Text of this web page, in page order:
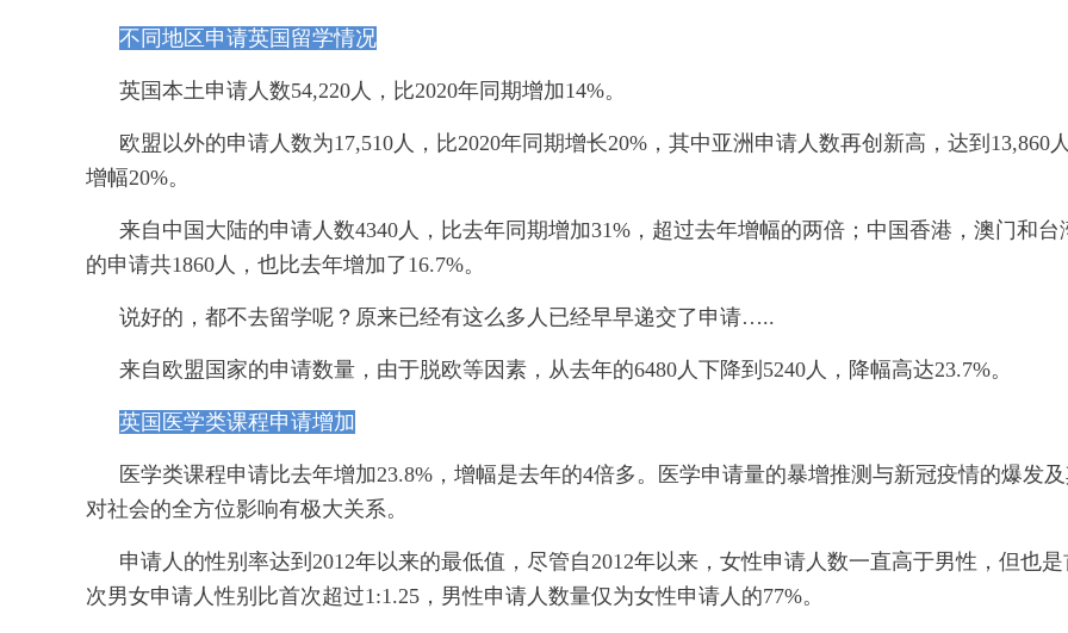
不同地区申请英国留学情况
英国本土申请人数54,220人，比2020年同期增加14%。
欧盟以外的申请人数为17,510人，比2020年同期增长20%，其中亚洲申请人数再创新高，达到13,860人
增幅20%。
来自中国大陆的申请人数4340人，比去年同期增加31%，超过去年增幅的两倍；中国香港，澳门和台
的申请共1860人，也比去年增加了16.7%。
说好的，都不去留学呢？原来已经有这么多人已经早早递交了申请…..
来自欧盟国家的申请数量，由于脱欧等因素，从去年的6480人下降到5240人，降幅高达23.7%。
英国医学类课程申请增加
医学类课程申请比去年增加23.8%，增幅是去年的4倍多。医学申请量的暴增推测与新冠疫情的爆发
对社会的全方位影响有极大关系。
申请人的性别率达到2012年以来的最低值，尽管自2012年以来，女性申请人数一直高于男性，但也是
次男女申请人性别比首次超过1:1.25，男性申请人数量仅为女性申请人的77%。